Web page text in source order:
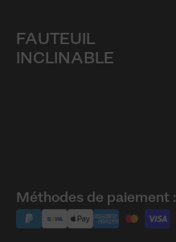
FAUTEUIL
INCLINABLE
Méthodes de paiement :